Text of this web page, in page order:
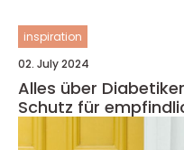
inspiration
02. July 2024
Alles über
Schutz für